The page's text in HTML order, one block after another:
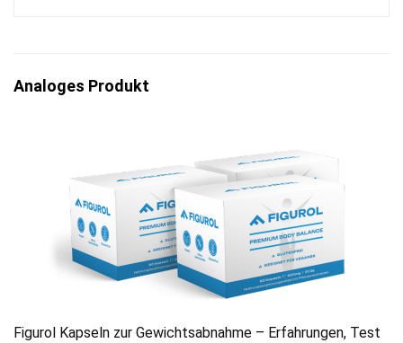
Analoges Produkt
Figurol Kapseln zur Gewichtsabnahme – Erfahrungen, Test